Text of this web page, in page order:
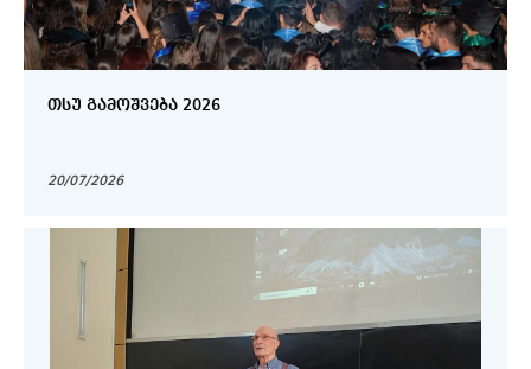
ᲗᲡᲣ ᲒᲐᲛᲝᲨᲕᲔᲑᲐ 2026
20/07/2026